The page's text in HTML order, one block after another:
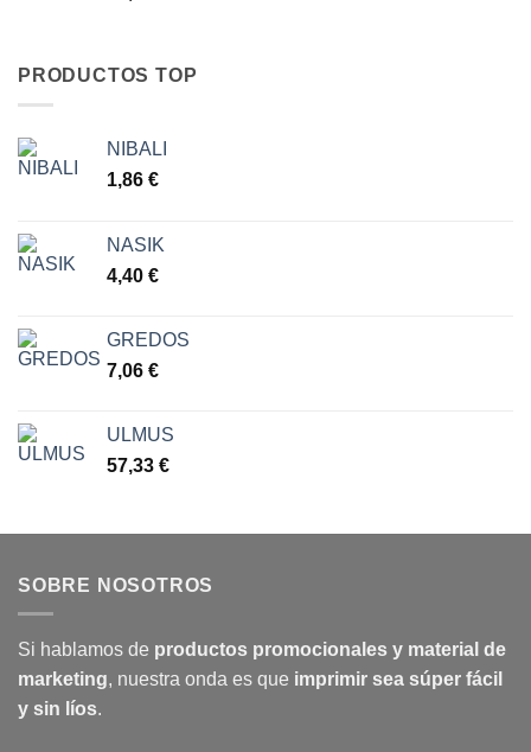
PRODUCTOS TOP
NIBALI
1,86 €
NASIK
4,40 €
GREDOS
7,06 €
ULMUS
57,33 €
SOBRE NOSOTROS
Si hablamos de productos promocionales y material de
marketing, nuestra onda es que imprimir sea súper fácil
y sin líos.